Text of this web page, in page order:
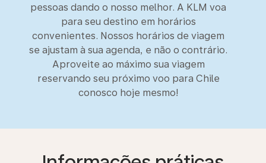
pessoas dando o nosso melhor. A KLM voa
para seu destino em horários
convenientes. Nossos horários de viagem
se ajustam à sua agenda, e não o contrário.
Aproveite ao máximo sua viagem
reservando seu próximo voo para Chile
conosco hoje mesmo!